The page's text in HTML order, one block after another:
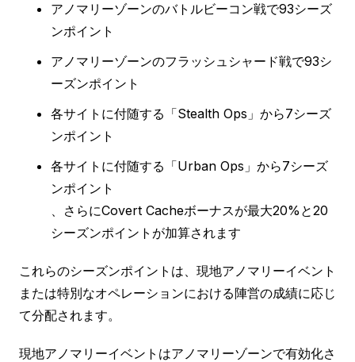
アノマリーゾーンのバトルビーコン戦で93シーズ
ンポイント
アノマリーゾーンのフラッシュシャード戦で93シ
ーズンポイント
各サイトに付随する「Stealth Ops」から7シーズ
ンポイント
各サイトに付随する「Urban Ops」から7シーズ
ンポイント
、さらにCovert Cacheボーナスが最大20%と20
シーズンポイントが加算されます
これらのシーズンポイントは、現地アノマリーイベント
または特別なオペレーションにおける陣営の成績に応じ
て分配されます。
現地アノマリーイベントはアノマリーゾーンで有効化さ